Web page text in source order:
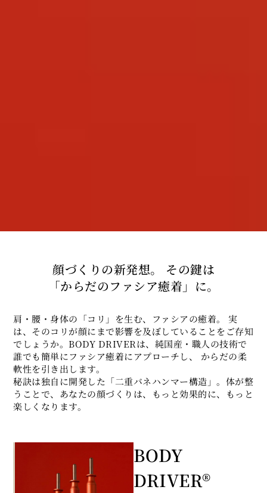
顔づくりの新発想。 その鍵は
「からだのファシア癒着」に。
肩・腰・身体の「コリ」を生む、ファシアの癒着。 実
は、そのコリが顔にまで影響を及ぼしていることをご存知
でしょうか。BODY DRIVERは、純国産・職人の技術で
誰でも簡単にファシア癒着にアプローチし、 からだの柔
軟性を引き出します。
秘訣は独自に開発した「二重バネハンマー構造」。体が整
うことで、あなたの顔づくりは、もっと効果的に、もっと
楽しくなります。
BODY
DRIVER®